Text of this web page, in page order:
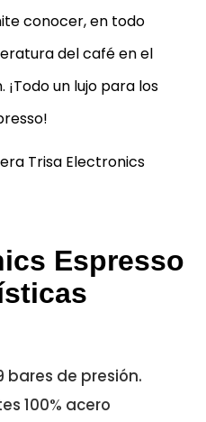
conocer, en todo
del café en el
un lujo para los
Espresso
bares de presión.
100% acero